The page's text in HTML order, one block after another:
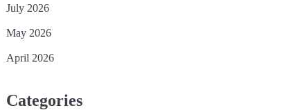
July 2026
May 2026
April 2026
Categories